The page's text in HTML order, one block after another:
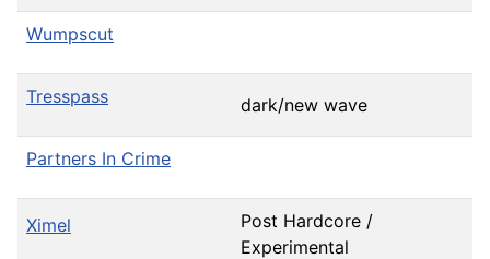
Wumpscut
Tresspass dark/new wave
Partners In Crime
Ximel
Post Hardcore /
Experimental